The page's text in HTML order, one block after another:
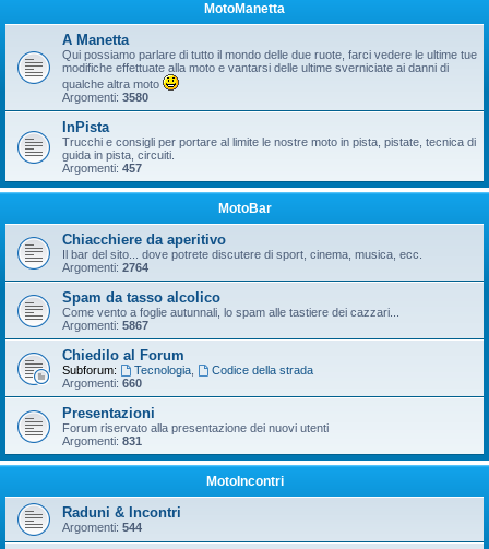
MotoManetta
A Manetta
Qui possiamo parlare di tutto il mondo delle due ruote, farci vedere le ultime tue
modifiche effettuate alla moto e vantarsi delle ultime sverniciate ai danni di
qualche altra moto
Argomenti: 3580
InPista
Trucchi e consigli per portare al limite le nostre moto in pista, pistate, tecnica di
guida in pista, circuiti.
Argomenti: 457
MotoBar
Chiacchiere da aperitivo
Il bar del sito... dove potrete discutere di sport, cinema, musica, ecc.
Argomenti: 2764
Spam da tasso alcolico
Come vento a foglie autunnali, lo spam alle tastiere dei cazzari...
Argomenti: 5867
Chiedilo al Forum
Subforum: Tecnologia,
Codice della strada
Argomenti: 660
Presentazioni
Forum riservato alla presentazione dei nuovi utenti
Argomenti: 831
MotoIncontri
Raduni & Incontri
Argomenti: 544